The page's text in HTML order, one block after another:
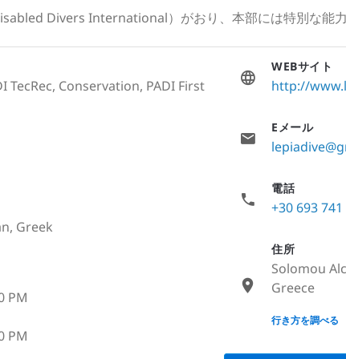
Divers International）がおり、本部には特別な能
TecRec, Conservation, PADI First
Greek
PM
PM
WEBサイト
http://
Eメール
電話
+30 693
住所
Solomou
Greece
None
行き方を調べる